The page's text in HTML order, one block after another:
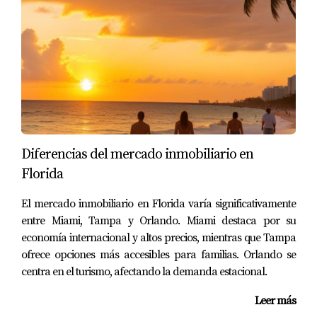
que sean resistentes a la corrosión y al agua,
minimizando el daño a largo plazo.
Además, los planes de urbanismo buscan integrar
espacios verdes que actúan como sistemas naturales
para absorber agua, mejorando la calidad de vida y
aumentando la resiliencia de las comunidades. La
colaboración entre autoridades locales, desarrolladores
y ciudadanos es vital para crear un entorno urbano que
pueda resistir los impactos del cambio climático.
ESTUDIOS DE CASO
Para ilustrar el impacto del cambio climático en el
desarrollo inmobiliario en Miami, examinemos algunos
Diferencias del mercado inmobiliario en
Florida
El mercado inmobiliario en Florida varía significativamente
entre Miami, Tampa y Orlando. Miami destaca por su
economía internacional y altos precios, mientras que Tampa
ofrece opciones más accesibles para familias. Orlando se
centra en el turismo, afectando la demanda estacional.
Leer más